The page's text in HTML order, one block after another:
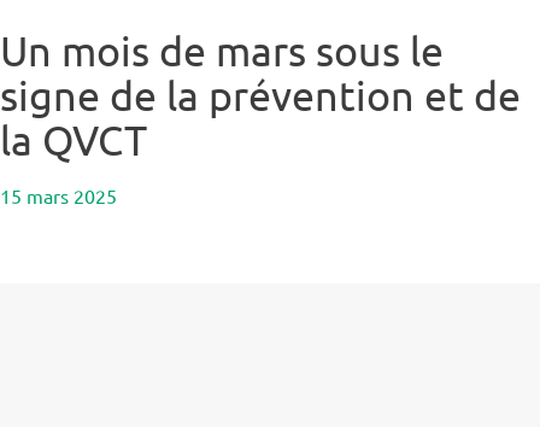
Un mois de mars sous le
signe de la prévention et de
la QVCT
15 mars 2025